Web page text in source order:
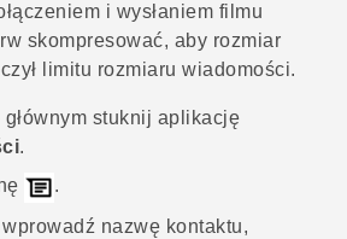
i wysłaniem filmu
skompresować, aby rozmiar
limitu rozmiaru wiadomości.
stuknij aplikację
.
.
wprowadź nazwę kontaktu,